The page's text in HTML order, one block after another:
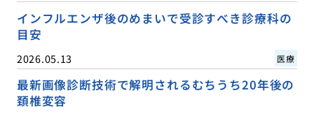
インフルエンザ後のめまいで受診すべき診療科の
目安
2026.05.13 医療
最新画像診断技術で解明されるむちうち20年後の
頚椎変容